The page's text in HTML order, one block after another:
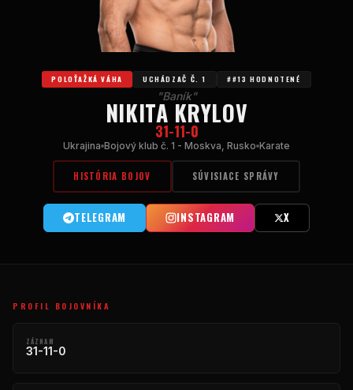
POLOŤAŽKÁ VÁHA UCHÁDZAČ Č. 1 ##13 HODNOTENÉ
"Baník"
NIKITA KRYLOV
31-11-0
Ukrajina Bojový klub č. 1 - Moskva, Rusko Karate
HISTÓRIA BOJOV SÚVISIACE SPRÁVY
TELEGRAM INSTAGRAM X
PROFIL BOJOVNÍKA
ZÁZNAM
31-11-0